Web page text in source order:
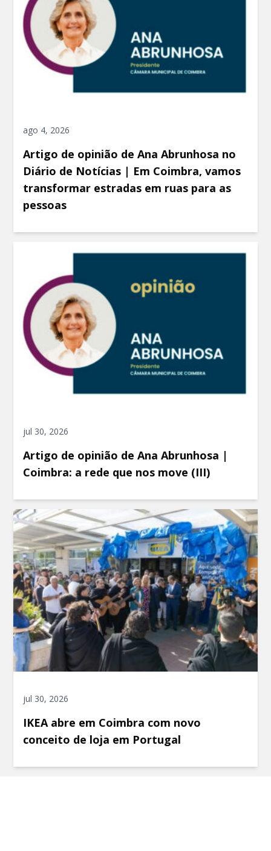
ago 4, 2026
Artigo de opinião de Ana Abrunhosa no
Diário de Notícias | Em Coimbra, vamos
transformar estradas em ruas para as
pessoas
jul 30, 2026
Artigo de opinião de Ana Abrunhosa |
Coimbra: a rede que nos move (III)
jul 30, 2026
IKEA abre em Coimbra com novo
conceito de loja em Portugal